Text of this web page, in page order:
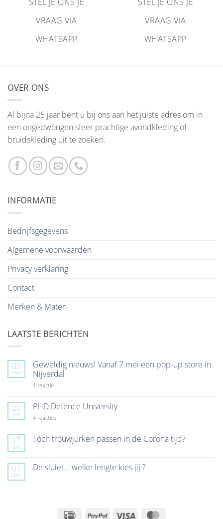
VRAAG VIA
WHATSAPP
VRAAG VIA
WHATSAPP
OVER ONS
Al bijna 25 jaar bent u bij ons aan het juiste adres om in
een ongedwongen sfeer prachtige avondkleding of
bruidskleding uit te zoeken.
INFORMATIE
Bedrijfsgegevens
Algemene voorwaarden
Privacy verklaring
Contact
Merken & Maten
LAATSTE BERICHTEN
03
mei
Geweldig nieuws! Vanaf 7 mei een pop-up store in
Nijverdal
1 reactieop
Vanaf
7
mei
up
store
20
jan
PHD Defence University
4 reactiesop
University
17
jan
Tóch trouwjurken passen in de Corona tijd?
Tóch
01
dec
De sluier… welke lengte kies jij ?
IDeal PayPal Visa